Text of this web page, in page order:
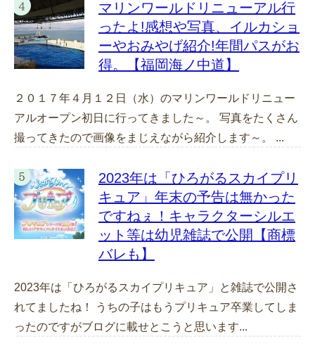
マリンワールドリニューアル行
ったよ!感想や写真、イルカショ
ーやおみやげ紹介!年間パスがお
得。【福岡海ノ中道】
２０１７年４月１２日（水）のマリンワールドリニュー
アルオープン初日に行ってきました～。 写真をたくさん
撮ってきたので画像をまじえながら紹介します～。 ...
2023年は「ひろがるスカイプリ
キュア」年末の予告は無かった
ですねぇ！キャラクターシルエ
ット等は幼児雑誌で公開【商標
バレも】
2023年は「ひろがるスカイプリキュア」と雑誌で公開さ
れてましたね！ うちの子はもうプリキュア卒業してしま
ったのですがブログに載せとこうと思います...